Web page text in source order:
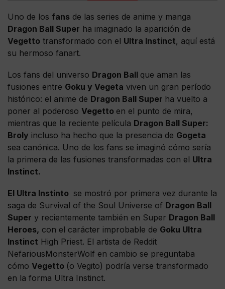
Uno de los fans de las series de anime y manga
Dragon Ball Super ha imaginado la aparición de
Vegetto transformado con el Ultra Instinct, aquí está
su hermoso fanart.
Los fans del universo Dragon Ball que aman las
fusiones entre Goku y Vegeta viven un gran período
histórico: el anime de Dragon Ball Super ha vuelto a
poner al poderoso Vegetto en el punto de mira,
mientras que la reciente película Dragon Ball Super:
Broly incluso ha hecho que la presencia de Gogeta
sea canónica. Uno de los fans se imaginó cómo sería
la primera de las fusiones transformadas con el Ultra
Instinct.
El Ultra Instinto se mostró por primera vez durante la
saga de Survival of the Soul Universe of Dragon Ball
Super y recientemente también en Super Dragon Ball
Heroes, con el carácter improbable de Goku Ultra
Instinct High Priest. El artista de Reddit
NefariousMonsterWolf en cambio se preguntaba
cómo Vegetto (o Vegito) podría verse transformado
en la forma Ultra Instinct.